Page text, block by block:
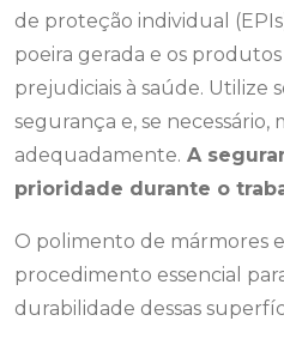
de proteção individual
poeira gerada e os
prejudiciais à saúde. Utilize
segurança e, se necessário,
adequadamente. A
prioridade durante o
O polimento de mármores
procedimento essencial
durabilidade dessas